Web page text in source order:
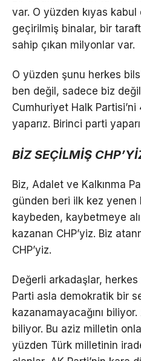
var. O yüzden kıyas
geçirilmiş binalar, bir
sahip çıkan milyonlar var.
O yüzden şunu herkes
ben değil, sadece biz
Cumhuriyet Halk
yaparız. Birinci parti
BİZ SEÇİLMİŞ
Biz, Adalet ve Kalkınma
günden beri ilk kez yenen
kaybeden, kaybetmeye
kazanan CHP’yiz. Biz
CHP’yiz.
Değerli arkadaşlar,
Parti asla demokratik bir
kazanamayacağını
biliyor. Bu aziz milletin
yüzden Türk milletinin